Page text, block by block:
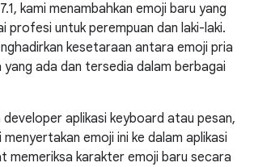
kami menambahkan emoji baru yang
profesi untuk perempuan dan laki-laki.
kesetaraan antara emoji pria
ada dan tersedia dalam berbagai
developer aplikasi keyboard atau pesan,
menyertakan emoji ini ke dalam aplikasi
memeriksa karakter emoji baru secara